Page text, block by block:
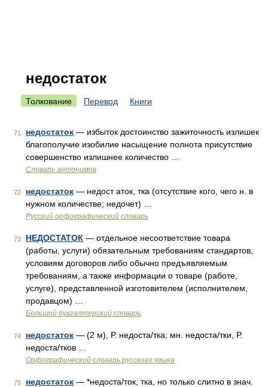
недостаток
Толкование Перевод Книги
71 недостаток — избыток достоинство зажиточность излишек
благополучие изобилие насыщение полнота присутствие
совершенство излишнее количество …
Словарь антонимов
72 недостаток — недост аток, тка (отсутствие кого, чего н. в
нужном количестве; недочет) …
Русский орфографический словарь
73 НЕДОСТАТОК — отдельное несоответствие товара
(работы, услуги) обязательным требованиям стандартов,
условиям договоров либо обычно предъявляемым
требованиям, а также информации о товаре (работе,
услуге), представленной изготовителем (исполнителем,
продавцом) …
Большой бухгалтерский словарь
74 недостаток — (2 м), Р. недоста/тка; мн. недоста/тки, Р.
недоста/тков …
Орфографический словарь русского языка
75 недостаток — *недоста/ток, тка, но только слитно в знач.